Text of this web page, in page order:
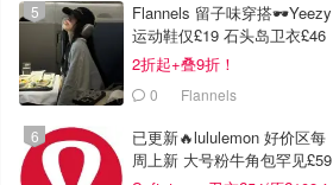
Flannels 留子味穿搭🕶️Yeezy
运动鞋仅£19 石头岛卫衣£46
2折起+叠9折！
0 Flannels
已更新🔥lululemon 好价区每
周上新 大号粉牛角包罕见£59